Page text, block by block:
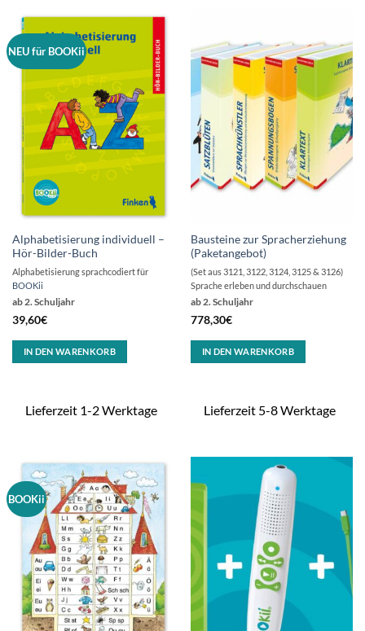
NEU für BOOKii
Alphabetisierung individuell –
Hör-Bilder-Buch
ab 2. Schuljahr
39,60€
Alphabetisierung sprachcodiert für
BOOKii
IN DEN WARENKORB
Lieferzeit 1-2 Werktage
Bausteine zur Spracherziehung
(Paketangebot)
ab 2. Schuljahr
778,30€
(Set aus 3121, 3122, 3124, 3125 & 3126)
Sprache erleben und durchschauen
IN DEN WARENKORB
Lieferzeit 5-8 Werktage
BOOKii